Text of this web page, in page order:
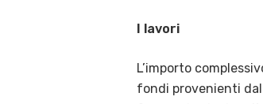
I lavori
L’importo
fondi provenienti dal